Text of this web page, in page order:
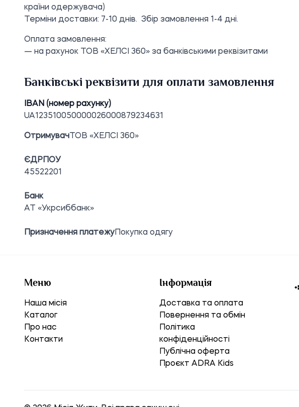
країни одержувача)
Терміни доставки: 7-10 днів. Збір замовлення 1-4 дні.
Оплата замовлення:
— на рахунок ТОВ «ХЕЛСІ 360» за банківськими реквізитами
Банківські реквізити для оплати замовлення
IBAN (номер рахунку)
UA123510050000026000879234631
Отримувач ТОВ «ХЕЛСІ 360»
ЄДРПОУ
45522201
Банк
АТ «Укрсиббанк»
Призначення платежуПокупка одягу
Меню
Наша місія
Каталог
Про нас
Контакти
Інформація
Доставка та оплата
Повернення та обмін
Політика
конфіденційності
Публічна оферта
Проєкт ADRA Kids